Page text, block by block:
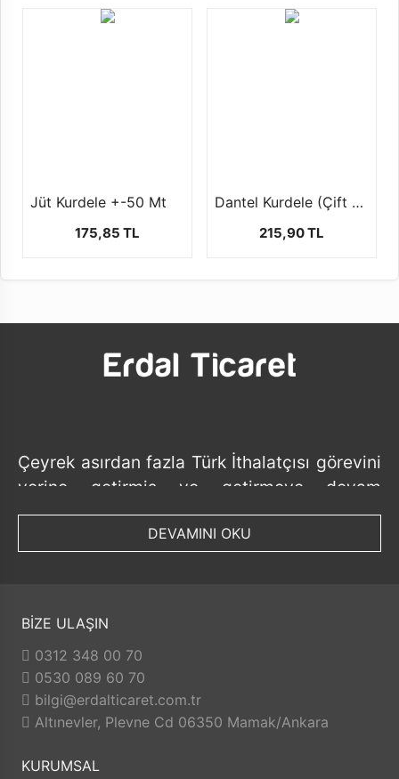
Jüt Kurdele +-50 Mt
175,85 TL
Dantel Kurdele (Çift sıra- 4 cm-25 mt)
215,90 TL
Çeyrek asırdan fazla Türk İthalatçısı görevini
yerine getirmiş ve getirmeye devam
etmektedir.
Tedarik ettiği ürünlerde her geçen gün ürün
etmektedir.
Faaliyeti boyunca toplumsal değerlerimize
ve ülke ekonomimize faydalı olma
prensibinden taviz vermemiş ve
vermeyecektir.
Dünya genelini etkileyen pandemi (covit 19)
sürecinde ise sürdürülebilir ekonomi, istikrarlı
DEVAMINI OKU
BİZE ULAŞIN
0312 348 00 70
0530 089 60 70
bilgi@erdalticaret.com.tr
Altınevler, Plevne Cd 06350 Mamak/Ankara
KURUMSAL